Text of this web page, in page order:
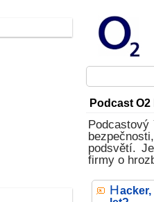
Podcast
podsvětí.
firmy o
H